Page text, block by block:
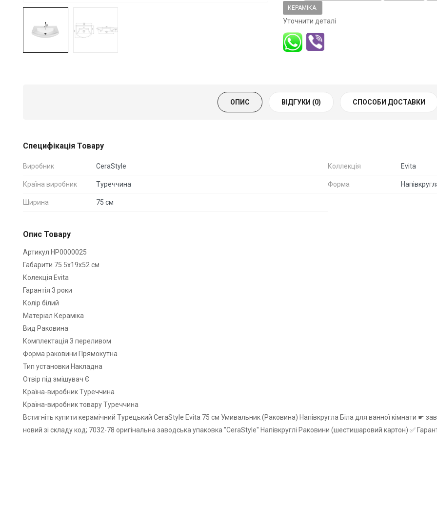
КЕРАМІКА.
Уточнити деталі
ОПИС ВІДГУКИ (0) СПОСОБИ ДОСТАВКИ
Специфікація Товару
Виробник CeraStyle Коллекція Evita
Країна виробник Туреччина Форма
Ширина 75 см
Опис Товару
Артикул HP0000025
Габарити 75.5x19x52 см
Колекція Evita
Гарантія 3 роки
Колір білий
Матеріал Кераміка
Вид Раковина
Комплектація З переливом
Форма раковини Прямокутна
Тип установки Накладна
Отвір під змішувач Є
Країна-виробник Туреччина
Країна-виробник товару Туреччина
Встигніть купити керамічний Турецький CeraStyle Evita 75 см Умивальник (Раковина) Напівкругла Біла для ванної кімнати ☛
новий зі складу код; 7032-78 оригінальна заводська упаковка "CeraStyle" Напівкруглі Раковини (шестишаровий картон) ✅